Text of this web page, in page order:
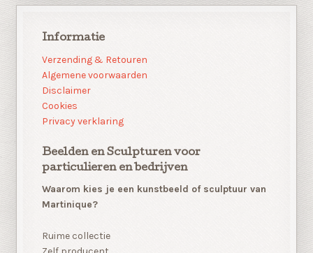
Informatie
Verzending & Retouren
Algemene voorwaarden
Disclaimer
Cookies
Privacy verklaring
Beelden en Sculpturen voor
particulieren en bedrijven
Waarom kies je een kunstbeeld of sculptuur van
Martinique?
Ruime collectie